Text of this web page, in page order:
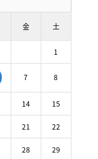
金 土
1
7 8
14 15
21 22
28 29